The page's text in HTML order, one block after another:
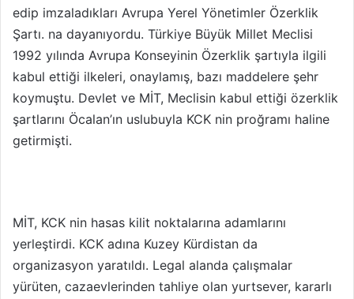
edip imzaladıkları Avrupa Yerel Yönetimler Özerklik
Şartı. na dayanıyordu. Türkiye Büyük Millet Meclisi
1992 yılında Avrupa Konseyinin Özerklik şartıyla ilgili
kabul ettiği ilkeleri, onaylamış, bazı maddelere şehr
koymuştu. Devlet ve MİT, Meclisin kabul ettiği özerklik
şartlarını Öcalan’ın uslubuyla KCK nin proğramı haline
getirmişti.
MİT, KCK nin hasas kilit noktalarına adamlarını
yerleştirdi. KCK adına Kuzey Kürdistan da
organizasyon yaratıldı. Legal alanda çalışmalar
yürüten, cazaevlerinden tahliye olan yurtsever, kararlı